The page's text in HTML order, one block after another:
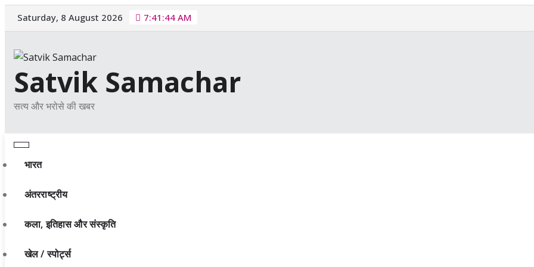
Skip
to
Saturday, 8 August 2026 7:41:45 AM
Satvik Samachar
सत्य और भरोसे की खबर
भारत
अंतरराष्ट्रीय
कला, इतिहास और संस्कृति
खेल / स्पोर्ट्स